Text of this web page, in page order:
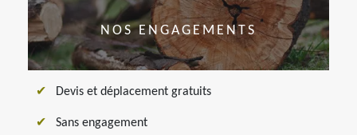
NOS ENGAGEMENTS
Devis et déplacement gratuits
Sans engagement